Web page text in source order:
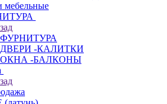
мебельные
-КАЛИТКИ
-БАЛКОНЫ